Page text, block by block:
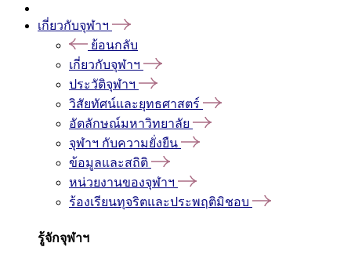
เกี่ยวกับจุฬาฯ
ย้อนกลับ
เกี่ยวกับจุฬาฯ
ประวัติจุฬาฯ
วิสัยทัศน์และยุทธศาสตร์
อัตลักษณ์มหาวิทยาลัย
จุฬาฯ กับความยั่งยืน
ข้อมูลและสถิติ
หน่วยงานของจุฬาฯ
ร้องเรียนทุจริตและประพฤติมิชอบ
รู้จักจุฬาฯ